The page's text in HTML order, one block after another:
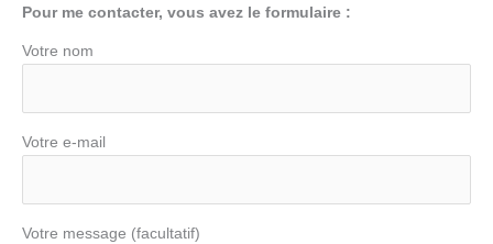
Pour me contacter, vous avez le formulaire :
Votre nom
Votre e-mail
Votre message (facultatif)